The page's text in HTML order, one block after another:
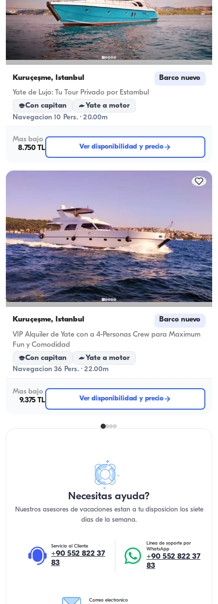
Kuruçeşme, İstanbul Barco nuevo
Yate de Lujo: Tu Tour Privado por Estambul
Con capitan
Yate a motor
Navegacion 10 Pers. · 20.00m
Mas bajo
8.750 TL
Ver disponibilidad y precio
Kuruçeşme, İstanbul Barco nuevo
VIP Alquiler de Yate con a 4-Personas Crew para Maximum
Fun y Comodidad
Con capitan
Yate a motor
Navegacion 36 Pers. · 22.00m
Mas bajo
9.375 TL
Ver disponibilidad y precio
Necesitas ayuda?
Nuestros asesores de vacaciones estan a tu disposicion los siete
dias de la semana.
Servicio al Cliente
+90 552 822 37
83
Linea de soporte por
WhatsApp
+90 552 822 37
83
Correo electronico